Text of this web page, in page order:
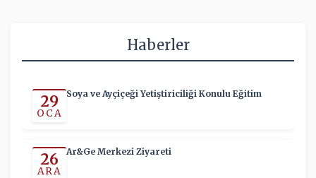
Haberler
29
OCA
Soya ve Ayçiçeği Yetiştiriciliği Konulu Eğitim
26
ARA
Ar&Ge Merkezi Ziyareti